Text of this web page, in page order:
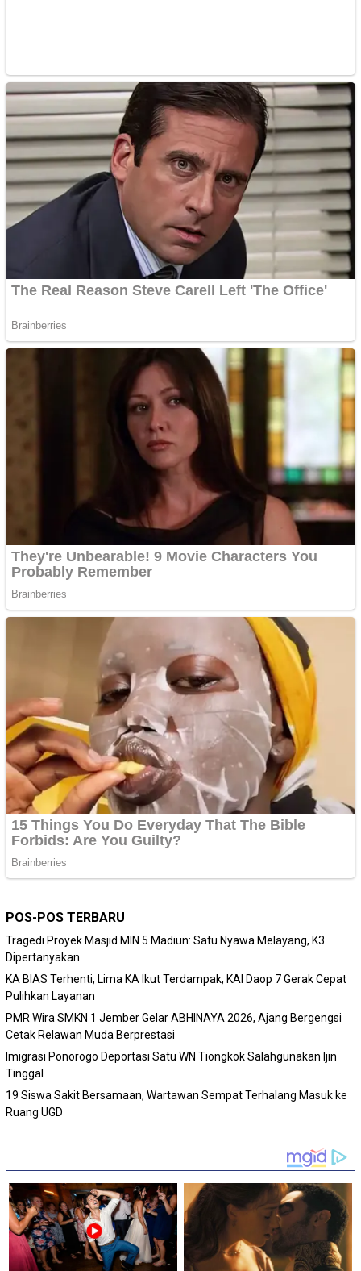
POS-POS TERBARU
Tragedi Proyek Masjid MIN 5 Madiun: Satu Nyawa Melayang, K3
Dipertanyakan
KA BIAS Terhenti, Lima KA Ikut Terdampak, KAI Daop 7 Gerak Cepat
Pulihkan Layanan
PMR Wira SMKN 1 Jember Gelar ABHINAYA 2026, Ajang Bergengsi
Cetak Relawan Muda Berprestasi
Imigrasi Ponorogo Deportasi Satu WN Tiongkok Salahgunakan Ijin
Tinggal
19 Siswa Sakit Bersamaan, Wartawan Sempat Terhalang Masuk ke
Ruang UGD